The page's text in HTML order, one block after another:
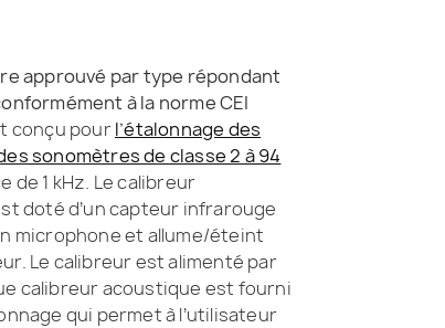
approuvé par type répondant
à la norme CEI
conçu pourl’étalonnage des
sonomètres de classe 2 à 94
de 1 kHz. Le calibreur
doté d’un capteur infrarouge
microphone et allume/éteint
Le calibreur est alimenté par
calibreur acoustique est fourni
qui permet à l’utilisateur